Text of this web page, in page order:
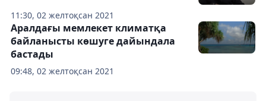
11:30, 02 желтоқсан 2021
09:48, 02 желтоқсан 2021
Аралдағы мемлекет климатқа
байланысты көшуге дайындала
бастады